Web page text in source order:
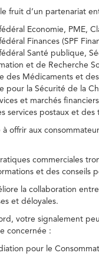
fruit d’un partenariat
Economie, PME,
Finances (SPF
Santé publique,
et de Recherche
des Médicaments et
pour la Sécurité de la
et marchés
services postaux et des
à offrir aux
commerciales
et des conseils
la collaboration
et déloyales.
votre signalement
concernée :
pour le